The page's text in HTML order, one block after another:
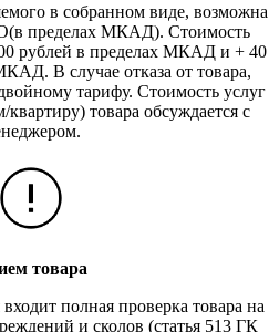
в собранном виде, возможна
пределах МКАД). Стоимость
рублей в пределах МКАД и + 40
В случае отказа от товара,
тарифу. Стоимость услуг
товара обсуждается с
товара
полная проверка товара на
и сколов (статья 513 ГК